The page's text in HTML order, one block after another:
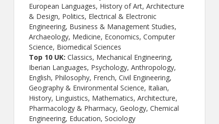
European Languages, History of Art, Architecture
& Design, Politics, Electrical & Electronic
Engineering, Business & Management Studies,
Archaeology, Medicine, Economics, Computer
Science, Biomedical Sciences
Top 10 UK: Classics, Mechanical Engineering,
Iberian Languages, Psychology, Anthropology,
English, Philosophy, French, Civil Engineering,
Geography & Environmental Science, Italian,
History, Linguistics, Mathematics, Architecture,
Pharmacology & Pharmacy, Geology, Chemical
Engineering, Education, Sociology